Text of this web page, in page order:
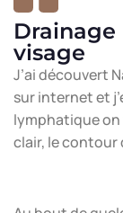
visage
J’ai découvert
sur internet et
lymphatique
clair, le contour